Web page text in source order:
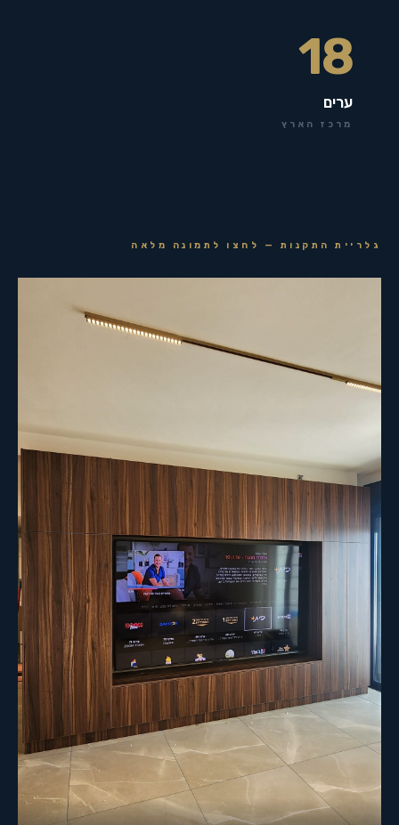
18
ערים
מרכז הארץ
גלריית התקנות — לחצו לתמונה מלאה